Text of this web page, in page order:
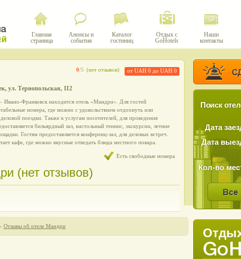
Главная
страница
Анонсы и
события
Каталог
гостиниц
Отдых с
GoHotels
Наши
контакты
0/5 (нет отзывов) от UAH 0 до UAH 0
ул. Тернопольская, 112
Ивано-Франковск находится отель «Мандри». Для гостей
номера, где можно с удовольствием отдохнуть или
поездки. Также к услугам посетителей, для проведения
бильярдный зал, настольный теннис, экскурсии, летние
Гостям предоставляется конференц-зал, для деловых встреч.
кафе, где можно вкусные отведать блюда местного повара.
Есть свободные номера
(нет отзывов)
› Отзывы об отеле Мандри
Поиск
Дата
Дата
Кол-во